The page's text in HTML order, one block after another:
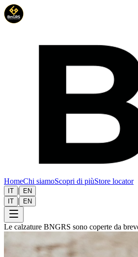
HomeChi siamoScopri di piùStore locator
IT |
EN
IT | EN
Le calzature BNGRS sono coperte da